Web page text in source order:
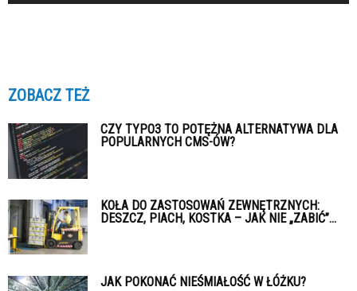
ZOBACZ TEŻ
CZY TYPO3 TO POTĘŻNA ALTERNATYWA DLA
POPULARNYCH CMS-ÓW?
KOŁA DO ZASTOSOWAŃ ZEWNĘTRZNYCH:
DESZCZ, PIACH, KOSTKA – JAK NIE „ZABIĆ”...
JAK POKONAĆ NIEŚMIAŁOŚĆ W ŁÓŻKU?